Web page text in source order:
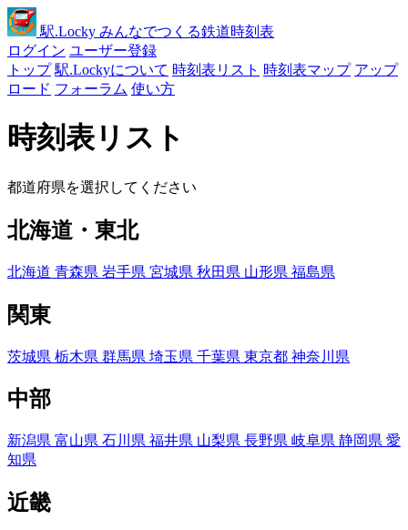
駅.Locky みんなでつくる鉄道時刻表
ログイン ユーザー登録
トップ 駅.Lockyについて 時刻表リスト 時刻表マップ アップ
ロード フォーラム 使い方
時刻表リスト
都道府県を選択してください
北海道・東北
北海道 青森県 岩手県 宮城県 秋田県 山形県 福島県
関東
茨城県 栃木県 群馬県 埼玉県 千葉県 東京都 神奈川県
中部
新潟県 富山県 石川県 福井県 山梨県 長野県 岐阜県 静岡県 愛
知県
近畿